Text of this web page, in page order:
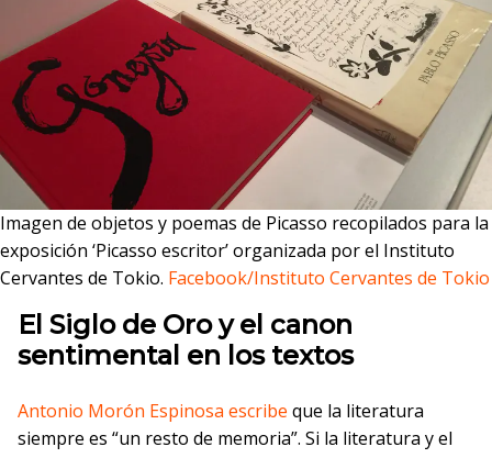
Imagen de objetos y poemas de Picasso recopilados para la
exposición ‘Picasso escritor’ organizada por el Instituto
Cervantes de Tokio. Facebook/Instituto Cervantes de Tokio
El Siglo de Oro y el canon
sentimental en los textos
Antonio Morón Espinosa escribe que la literatura
siempre es “un resto de memoria”. Si la literatura y el